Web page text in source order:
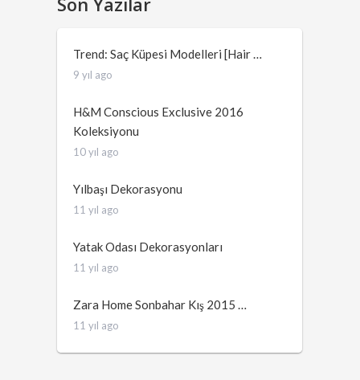
Trend: Saç Küpesi Modelleri [Hair …
9 yıl ago
H&M Conscious Exclusive 2016
Koleksiyonu
10 yıl ago
Yılbaşı Dekorasyonu
11 yıl ago
Yatak Odası Dekorasyonları
11 yıl ago
Zara Home Sonbahar Kış 2015 …
11 yıl ago